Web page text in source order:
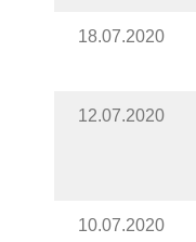
18.07.2020
12.07.2020
10.07.2020